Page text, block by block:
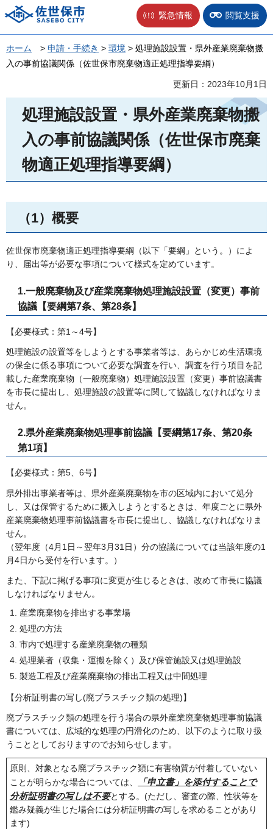
佐世保市 緊急情報 閲覧支援
ホーム > 申請・手続き > 環境 > 処理施設設置・県外産業廃棄物搬
入の事前協議関係（佐世保市廃棄物適正処理指導要綱）
更新日：2023年10月1日
処理施設設置・県外産業廃棄物搬
入の事前協議関係（佐世保市廃棄
物適正処理指導要綱）
（1）概要
佐世保市廃棄物適正処理指導要綱（以下「要綱」という。）によ
り、届出等が必要な事項について様式を定めています。
1.一般廃棄物及び産業廃棄物処理施設設置（変更）事前
協議【要綱第7条、第28条】
【必要様式：第1～4号】
処理施設の設置等をしようとする事業者等は、あらかじめ生活環境
の保全に係る事項について必要な調査を行い、調査を行う項目を記
載した産業廃棄物（一般廃棄物）処理施設設置（変更）事前協議書
を市長に提出し、処理施設の設置等に関して協議しなければなりま
せん。
2.県外産業廃棄物処理事前協議【要綱第17条、第20条
第1項】
【必要様式：第5、6号】
県外排出事業者等は、県外産業廃棄物を市の区域内において処分
し、又は保管するために搬入しようとするときは、年度ごとに県外
産業廃棄物処理事前協議書を市長に提出し、協議しなければなりま
せん。
（翌年度（4月1日～翌年3月31日）分の協議については当該年度の1
月4日から受付を行います。）
また、下記に掲げる事項に変更が生じるときは、改めて市長に協議
しなければなりません。
産業廃棄物を排出する事業場
処理の方法
市内で処理する産業廃棄物の種類
処理業者（収集・運搬を除く）及び保管施設又は処理施設
製造工程及び産業廃棄物の排出工程又は中間処理
【分析証明書の写し(廃プラスチック類の処理)】
廃プラスチック類の処理を行う場合の県外産業廃棄物処理事前協議
書については、広域的な処理の円滑化のため、以下のように取り扱
うこととしておりますのでお知らせします。
原則、対象となる廃プラスチック類に有害物質が付着していない
ことが明らかな場合については、
「申立書」を添付することで
分析証明書の写しは不要とする。(ただし、審査の際、性状等を
鑑み疑義が生じた場合には分析証明書の写しを求めることがあり
ます)